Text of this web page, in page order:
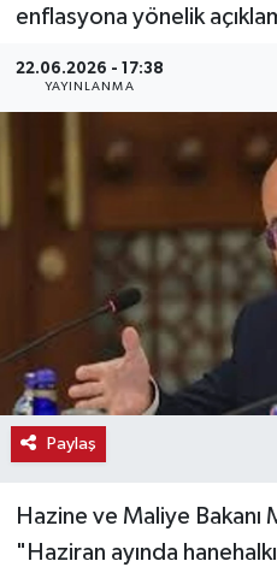
enflasyona yönelik
22.06.2026 - 17:38
YAYINLANMA
Paylaş
Hazine ve Maliye Bakanı
"Haziran ayında
Emlak
Gündem
Haber
Kültür-Sanat
Magazin
Resmi İlanlar
Sağlık
Seri İlan